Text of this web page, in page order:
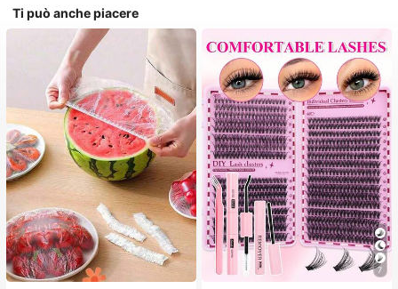
Ti può anche piacere
7